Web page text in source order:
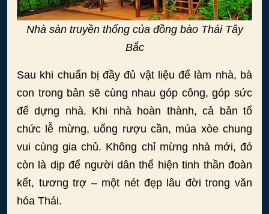
Nhà sàn truyền thống của đồng bào Thái Tây
Bắc
Sau khi chuẩn bị đầy đủ vật liệu để làm nhà, bà
con trong bản sẽ cùng nhau góp công, góp sức
để dựng nhà. Khi nhà hoàn thành, cả bản tổ
chức lễ mừng, uống rượu cần, múa xòe chung
vui cùng gia chủ. Không chỉ mừng nhà mới, đó
còn là dịp để người dân thể hiện tinh thần đoàn
kết, tương trợ – một nét đẹp lâu đời trong văn
hóa Thái.